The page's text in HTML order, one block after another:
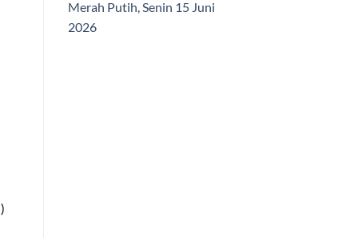
Merah Putih, Senin 15 Juni
2026